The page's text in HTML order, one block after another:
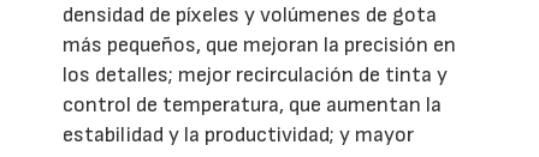
densidad de píxeles y volúmenes de gota
más pequeños, que mejoran la precisión en
los detalles; mejor recirculación de tinta y
control de temperatura, que aumentan la
estabilidad y la productividad; y mayor